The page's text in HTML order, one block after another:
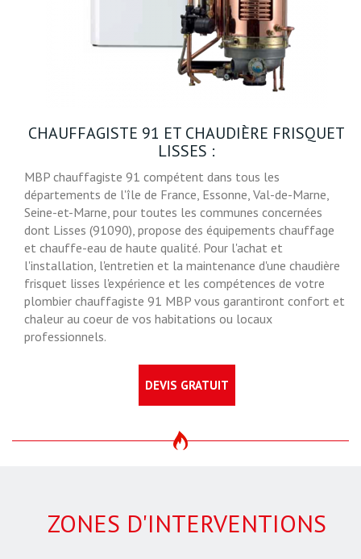
CHAUFFAGISTE 91 ET CHAUDIÈRE FRISQUET
LISSES :
MBP chauffagiste 91 compétent dans tous les
départements de l'île de France, Essonne, Val-de-Marne,
Seine-et-Marne, pour toutes les communes concernées
dont Lisses (91090), propose des équipements chauffage
et chauffe-eau de haute qualité. Pour l'achat et
l'installation, l'entretien et la maintenance d'une chaudière
frisquet lisses l'expérience et les compétences de votre
plombier chauffagiste 91 MBP vous garantiront confort et
chaleur au coeur de vos habitations ou locaux
professionnels.
DEVIS GRATUIT
ZONES D'INTERVENTIONS